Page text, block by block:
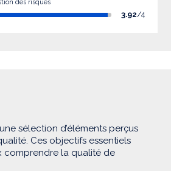
des risques
3.92/4
sélection d’éléments perçus
Ces objectifs essentiels
comprendre la qualité de